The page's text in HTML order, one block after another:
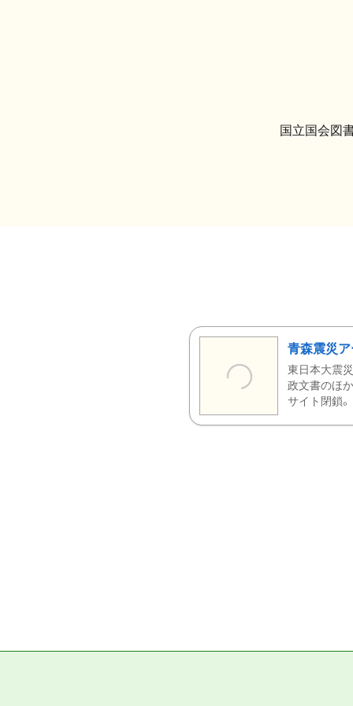
国立国会図
青森震災ア
東日本大震
政文書のほ
サイト閉鎖。